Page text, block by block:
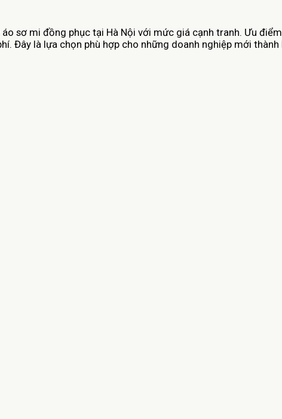
sơ mi đồng phục tại Hà Nội với mức giá cạnh tranh. Ưu
Đây là lựa chọn phù hợp cho những doanh nghiệp mới